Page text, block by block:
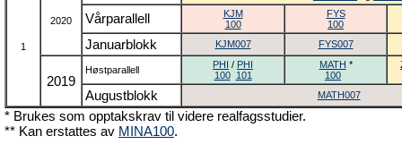
1
2020 Vårparallell
KJM
100
FYS
100
Januarblokk KJM007 FYS007
2019
Høstparallell PHI / PHI
100
101
MATH *
100
Augustblokk MATH007
* Brukes som opptakskrav til videre realfagsstudier.
** Kan erstattes av MINA100.